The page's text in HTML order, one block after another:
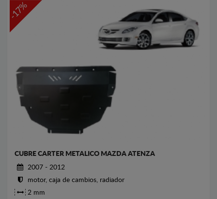
-17%
CUBRE CARTER METALICO MAZDA ATENZA
2007 - 2012
motor, caja de cambios, radiador
2 mm